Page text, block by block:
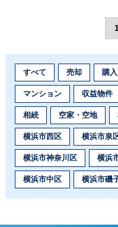
すべて 売却 購入
マンション 収益物件
相続 空家・空地
横浜市西区 横浜市泉
横浜市神奈川区 横浜
横浜市中区 横浜市磯